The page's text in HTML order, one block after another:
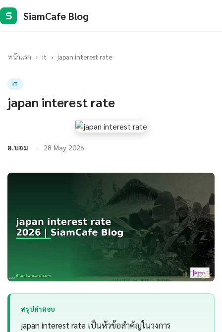
S SiamCafe Blog
หน้าแรก › it › japan interest rate
IT
japan interest rate
อ.บอม 28 May 2026
สรุปคำตอบ
japan interest rate เป็นหัวข้อสำคัญในวงการ